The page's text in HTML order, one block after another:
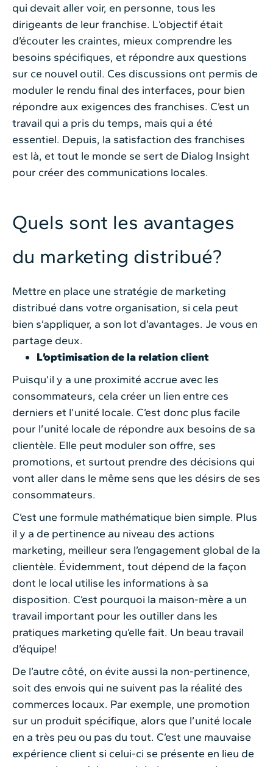
qui devait aller voir, en personne, tous les
dirigeants de leur franchise. L’objectif était
d’écouter les craintes, mieux comprendre les
besoins spécifiques, et répondre aux questions
sur ce nouvel outil. Ces discussions ont permis de
moduler le rendu final des interfaces, pour bien
répondre aux exigences des franchises. C’est un
travail qui a pris du temps, mais qui a été
essentiel. Depuis, la satisfaction des franchises
est là, et tout le monde se sert de Dialog Insight
pour créer des communications locales.
Quels sont les avantages
du marketing distribué?
Mettre en place une stratégie de marketing
distribué dans votre organisation, si cela peut
bien s’appliquer, a son lot d’avantages. Je vous en
partage deux.
L’optimisation de la relation client
Puisqu’il y a une proximité accrue avec les
consommateurs, cela créer un lien entre ces
derniers et l’unité locale. C’est donc plus facile
pour l’unité locale de répondre aux besoins de sa
clientèle. Elle peut moduler son offre, ses
promotions, et surtout prendre des décisions qui
vont aller dans le même sens que les désirs de ses
consommateurs.
C’est une formule mathématique bien simple. Plus
il y a de pertinence au niveau des actions
marketing, meilleur sera l’engagement global de la
clientèle. Évidemment, tout dépend de la façon
dont le local utilise les informations à sa
disposition. C’est pourquoi la maison-mère a un
travail important pour les outiller dans les
pratiques marketing qu’elle fait. Un beau travail
d’équipe!
De l’autre côté, on évite aussi la non-pertinence,
soit des envois qui ne suivent pas la réalité des
commerces locaux. Par exemple, une promotion
sur un produit spécifique, alors que l’unité locale
en a très peu ou pas du tout. C’est une mauvaise
expérience client si celui-ci se présente en lieu de